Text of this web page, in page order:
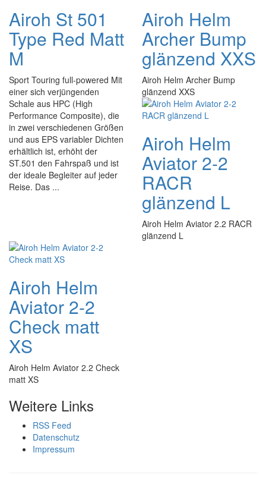
Airoh St 501
Type Red Matt
M
Sport Touring full-powered Mit
einer sich verjüngenden
Schale aus HPC (High
Performance Composite), die
in zwei verschiedenen Größen
und aus EPS variabler Dichten
erhältlich ist, erhöht der
ST.501 den Fahrspaß und ist
der ideale Begleiter auf jeder
Reise. Das ...
Airoh Helm
Archer Bump
glänzend XXS
Airoh Helm Archer Bump
glänzend XXS
Airoh Helm
Aviator 2-2
RACR
glänzend L
Airoh Helm Aviator 2.2 RACR
glänzend L
Airoh Helm
Aviator 2-2
Check matt
XS
Airoh Helm Aviator 2.2 Check
matt XS
Weitere Links
RSS Feed
Datenschutz
Impressum